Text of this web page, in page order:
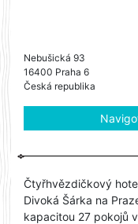
Nebušická 93
16400 Praha 6
Česká republika
Čtyřhvězdičkový
Divoká Šárka na
kapacitou 27 pokojů